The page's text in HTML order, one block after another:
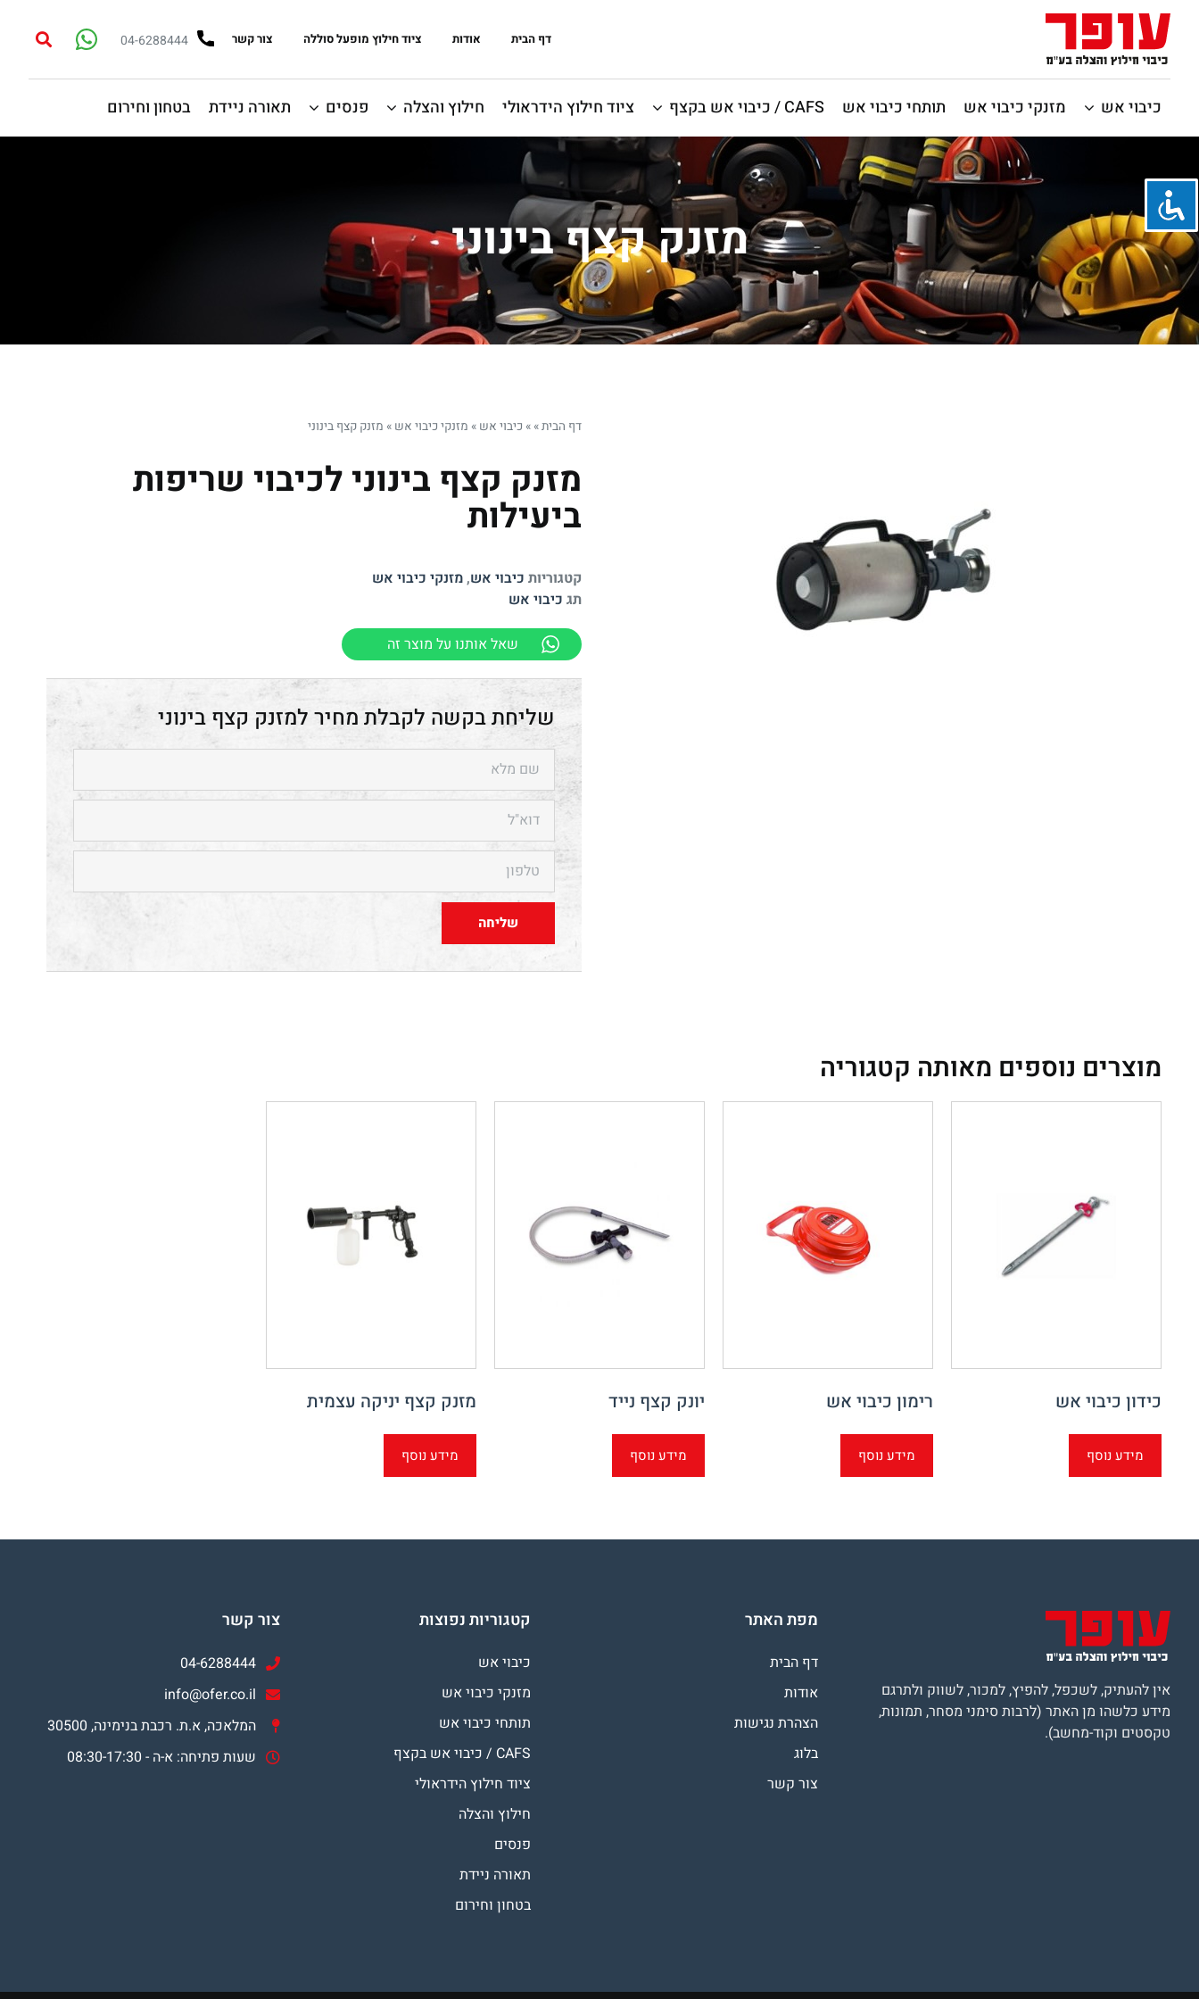
דף הבית אודות ציוד חילוץ מופעל סוללה צור קשר 04-6288444
כיבוי אש מזנקי כיבוי אש תותחי כיבוי אש CAFS / כיבוי אש בקצף ציוד חילוץ הידראולי חילוץ והצלה פנסים תאורה ניידת בטחון וחירום
מזנק קצף בינוני
דף הבית»
» כיבוי אש » מזנקי כיבוי אש » מזנק קצף בינוני
מזנק קצף בינוני לכיבוי שריפות
ביעילות
קטגוריות כיבוי אש, מזנקי כיבוי אש
תג כיבוי אש
שאל אותנו על מוצר זה
מזנק קצף בינוני
שליחה
מוצרים נוספים מאותה קטגוריה
כידון כיבוי אש
מידע נוסף
רימון כיבוי אש
מידע נוסף
יונק קצף נייד
מידע נוסף
מזנק קצף יניקה עצמית
מידע נוסף
אין להעתיק, לשכפל, להפיץ, למכור, לשווק ולתרגם
מידע כלשהו מן האתר (לרבות סימני מסחר, תמונות,
טקסטים וקוד-מחשב).
מפת האתר
דף הבית
אודות
הצהרת נגישות
בלוג
צור קשר
קטגוריות נפוצות
כיבוי אש
מזנקי כיבוי אש
תותחי כיבוי אש
CAFS / כיבוי אש בקצף
ציוד חילוץ הידראולי
חילוץ והצלה
פנסים
תאורה ניידת
בטחון וחירום
צור קשר
04-6288444
info@ofer.co.il
המלאכה, א.ת. רכבת בנימינה, 30500
שעות פתיחה: א-ה - 08:30-17:30